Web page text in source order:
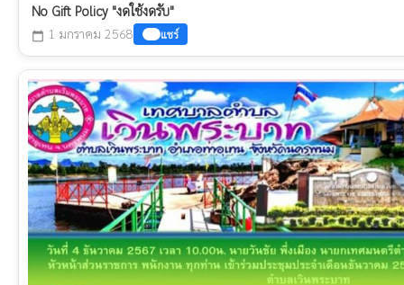
No Gift Policy "งดใช้งดรับ"
calendar_today 1 มกราคม 2568 แชร์